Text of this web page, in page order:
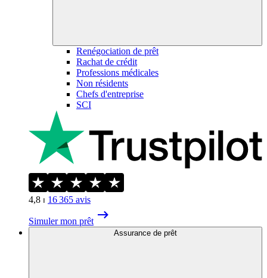
Renégociation de prêt
Rachat de crédit
Professions médicales
Non résidents
Chefs d'entreprise
SCI
4,8 ⏐ 16 365 avis
Simuler mon prêt
Assurance de prêt